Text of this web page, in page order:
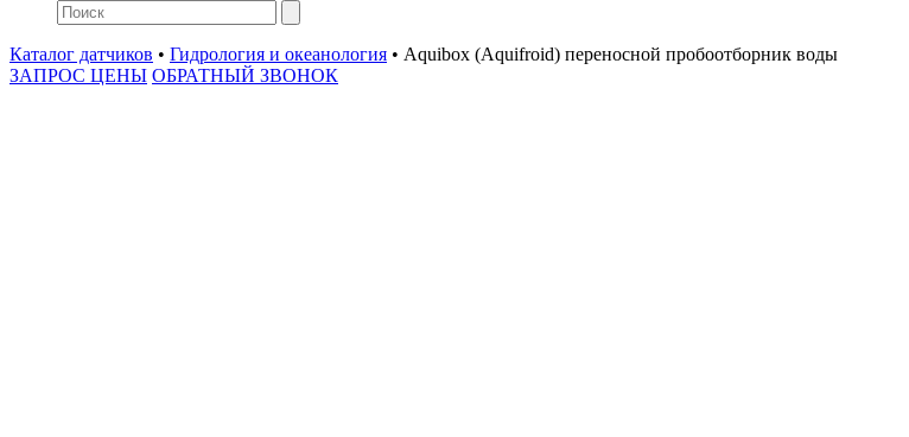
Каталог датчиков • Гидрология и океанология • Aquibox (Aquifroid) переносной пробоотборник воды
ЗАПРОС ЦЕНЫ ОБРАТНЫЙ ЗВОНОК